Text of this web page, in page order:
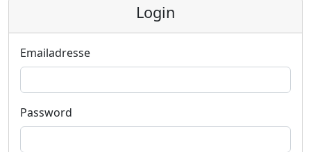
Login
Emailadresse
Password